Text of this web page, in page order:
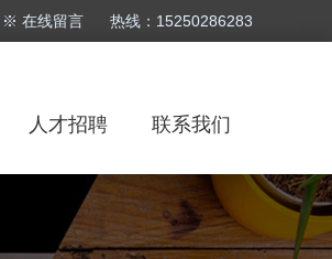
※ 在线留言 热线：15250286283
人才招聘 联系我们